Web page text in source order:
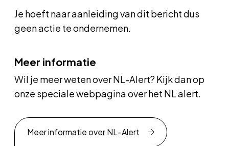
Je hoeft naar aanleiding van dit bericht dus
geen actie te ondernemen.
Meer informatie
Wil je meer weten over NL-Alert? Kijk dan op
onze speciale webpagina over het NL alert.
Meer informatie over NL-Alert